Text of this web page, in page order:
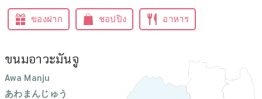
ของฝาก ชอปปิง อาหาร
ขนมอาวะมันจู
Awa Manju
あわまんじゅう